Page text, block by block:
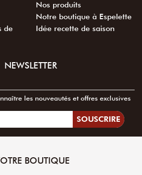
BOUTIQUE
de
Nos produits
Notre boutique à Espelette
Idée recette de saison
NEWSLETTER
les nouveautés et offres exclusives
SOUSCRIRE